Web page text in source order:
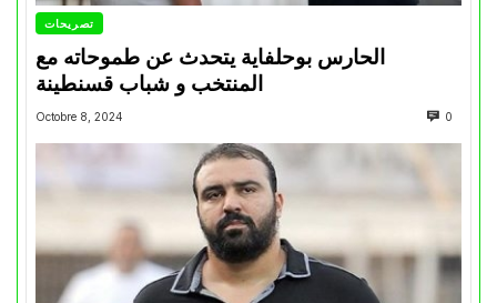
تصريحات
الحارس بوحلفاية يتحدث عن طموحاته مع
المنتخب و شباب قسنطينة
Octobre 8, 2024 0